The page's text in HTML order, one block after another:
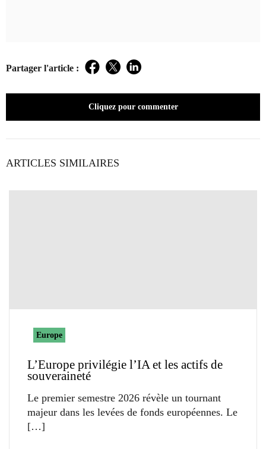
Partager l'article : Facebook
TwitterLinkedIn
Cliquez pour commenter
ARTICLES SIMILAIRES
Europe
L’Europe privilégie l’IA et les actifs de
souveraineté
Le premier semestre 2026 révèle un tournant
majeur dans les levées de fonds européennes. Le